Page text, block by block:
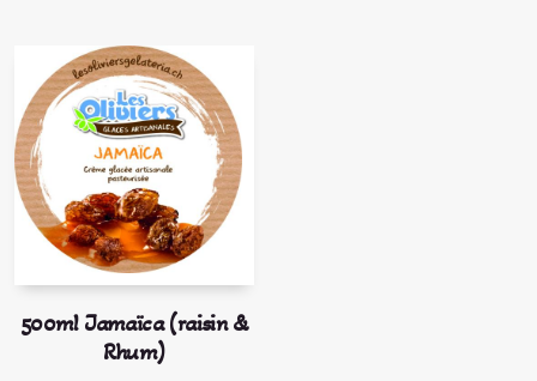
500ml Jamaïca (raisin &
Rhum)